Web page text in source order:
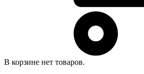
В корзине нет товаров.